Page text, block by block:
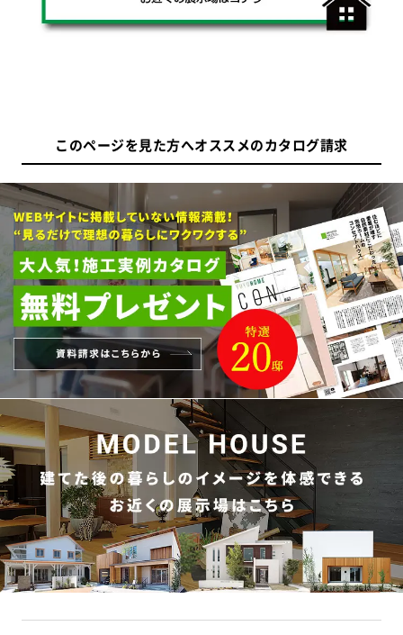
このページを見た方へオススメのカタログ請求